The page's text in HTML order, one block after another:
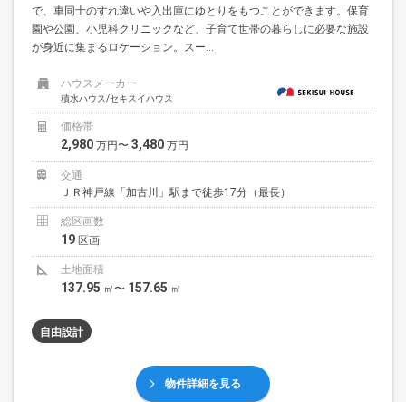
で、車同士のすれ違いや入出庫にゆとりをもつことができます。保育
園や公園、小児科クリニックなど、子育て世帯の暮らしに必要な施設
が身近に集まるロケーション。スー...
ハウスメーカー
積水ハウス/セキスイハウス
価格帯
2,980 万円〜 3,480 万円
交通
ＪＲ神戸線「加古川」駅まで徒歩17分（最長）
総区画数
19 区画
土地面積
137.95 ㎡〜 157.65 ㎡
自由設計
物件詳細を見る